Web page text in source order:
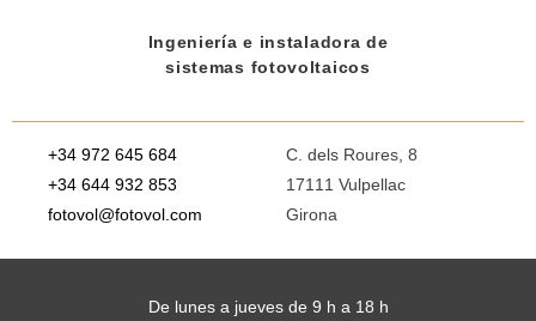
Ingeniería e instaladora de
sistemas fotovoltaicos
+34 972 645 684
+34 644 932 853
fotovol@fotovol.com
C. dels Roures, 8
17111 Vulpellac
Girona
De lunes a jueves de 9 h a 18 h